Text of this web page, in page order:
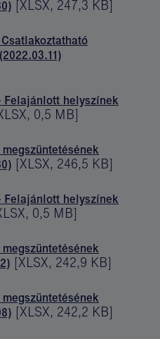
[XLSX, 247,3 KB]
Felajánlott helyszínek
, 0,5 MB]
[XLSX, 246,5 KB]
Felajánlott helyszínek
, 0,5 MB]
[XLSX, 242,9 KB]
[XLSX, 242,2 KB]